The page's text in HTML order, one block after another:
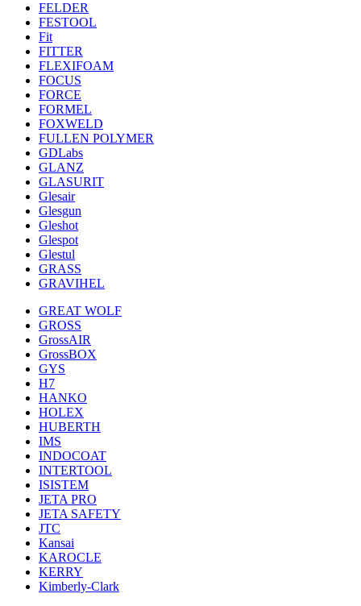
FELDER
FESTOOL
Fit
FITTER
FLEXIFOAM
FOCUS
FORCE
FORMEL
FOXWELD
FULLEN POLYMER
GDLabs
GLANZ
GLASURIT
Glesair
Glesgun
Gleshot
Glespot
Glestul
GRASS
GRAVIHEL
GREAT WOLF
GROSS
GrossAIR
GrossBOX
GYS
H7
HANKO
HOLEX
HUBERTH
IMS
INDOCOAT
INTERTOOL
ISISTEM
JETA PRO
JETA SAFETY
JTC
Kansai
KAROCLE
KERRY
Kimberly-Clark